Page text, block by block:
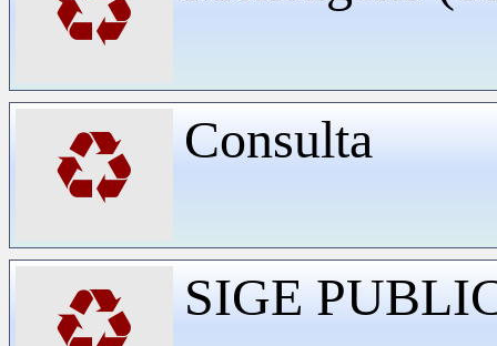
♻ Consulta
SIGE